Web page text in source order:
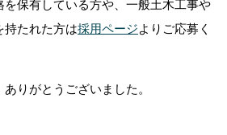
保有している方や、一般土木工事や
持たれた方は採用ページよりご応募く
りがとうございました。